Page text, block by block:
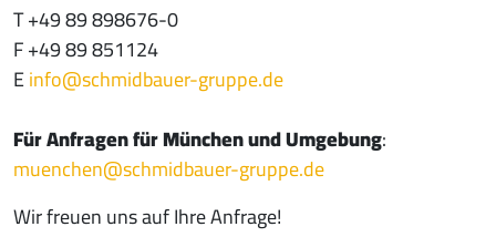
T +49 89 898676-0
F +49 89 851124
Einfo@schmidbauer-gruppe.de
Für Anfragen fürMünchen und Umgebung:
muenchen@schmidbauer-gruppe.de
Wir freuen uns auf Ihre Anfrage!